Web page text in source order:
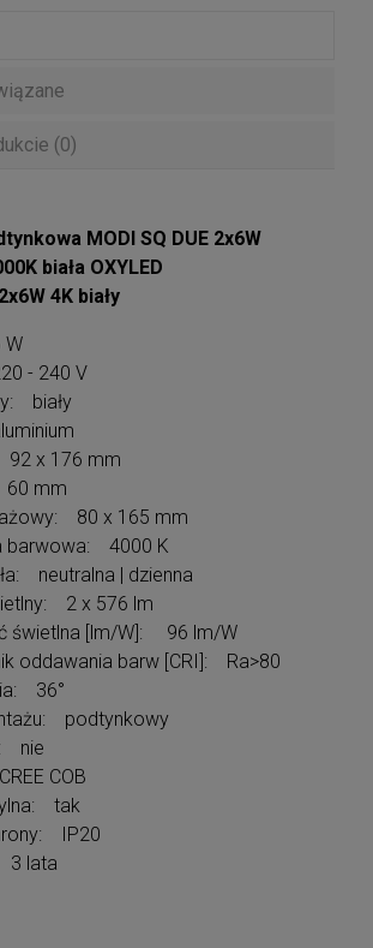
(0)
MODI SQ DUE 2x6W
biała OXYLED
4K biały
- 240 V
biały
x 176 mm
mm
80 x 165 mm
barwowa: 4000 K
neutralna | dzienna
2 x 576 lm
świetlna [lm/W]: 96 lm/W
oddawania barw [CRI]: Ra>80
36°
podtynkowy
nie
COB
tak
IP20
3 lata